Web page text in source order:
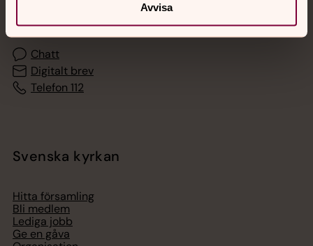
Avvisa
med en präst på kvällar och nätter.
Chatt
Digitalt brev
Telefon 112
Svenska kyrkan
Hitta församling
Bli medlem
Lediga jobb
Ge en gåva